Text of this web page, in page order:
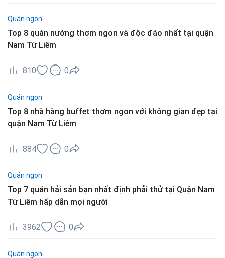
Quán ngon
Top 8 quán nướng thơm ngon và độc đáo nhất tại quận
Nam Từ Liêm
810 0
Quán ngon
Top 8 nhà hàng buffet thơm ngon với không gian đẹp tại
quận Nam Từ Liêm
884 0
Quán ngon
Top 7 quán hải sản bạn nhất định phải thử tại Quận Nam
Từ Liêm hấp dẫn mọi người
3962 0
Quán ngon